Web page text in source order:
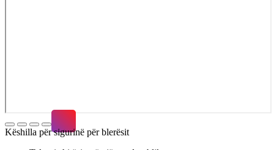
Këshilla për sigurinë për blerësit